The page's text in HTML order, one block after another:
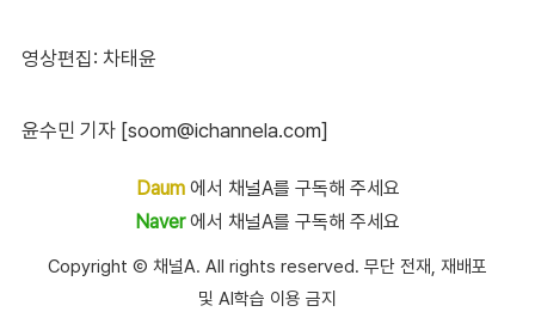
영상편집: 차태윤
윤수민 기자 [soom@ichannela.com]
Daum에서 채널A를 구독해 주세요
Naver에서 채널A를 구독해 주세요
Copyright Ⓒ 채널A. All rights reserved. 무단 전재, 재배포
및 AI학습 이용 금지